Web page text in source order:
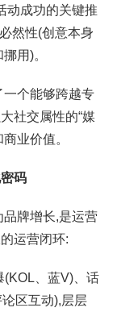
动成功的关键推
然性(创意本身
用)。
个能够跨越专
社交属性的“媒
业价值。
码
牌增长,是运营
运营闭环:
(KOL、蓝V)、话
区互动),层层